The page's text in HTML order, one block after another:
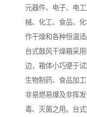
元器件、电子、电
械、化工、食品、
作干燥和各种恒温适
台式鼓风干燥箱采
边，箱体小巧便于
生物制药、食品加
非易燃易爆及非挥
毒、灭菌之用。台